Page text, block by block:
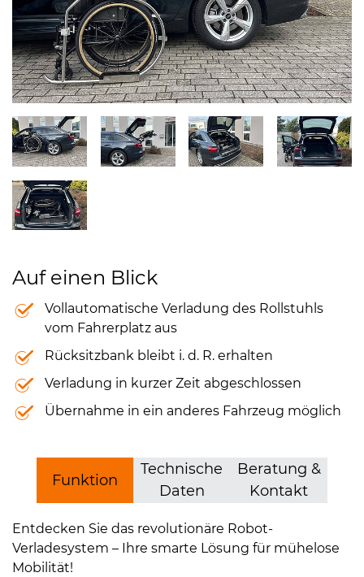
Auf einen Blick
Vollautomatische Verladung des Rollstuhls
vom Fahrerplatz aus
Rücksitzbank bleibt i. d. R. erhalten
Verladung in kurzer Zeit abgeschlossen
Übernahme in ein anderes Fahrzeug möglich
Funktion
Technische
Daten
Beratung &
Kontakt
Entdecken Sie das revolutionäre Robot-
Verladesystem – Ihre smarte Lösung für mühelose
Mobilität!